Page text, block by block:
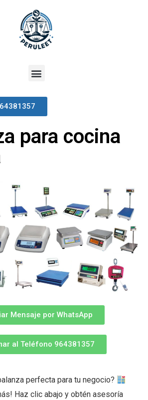
para cocina
Mensaje por WhatsApp
al Teléfono 964381357
perfecta para tu negocio?
Haz clic abajo y obtén asesoría